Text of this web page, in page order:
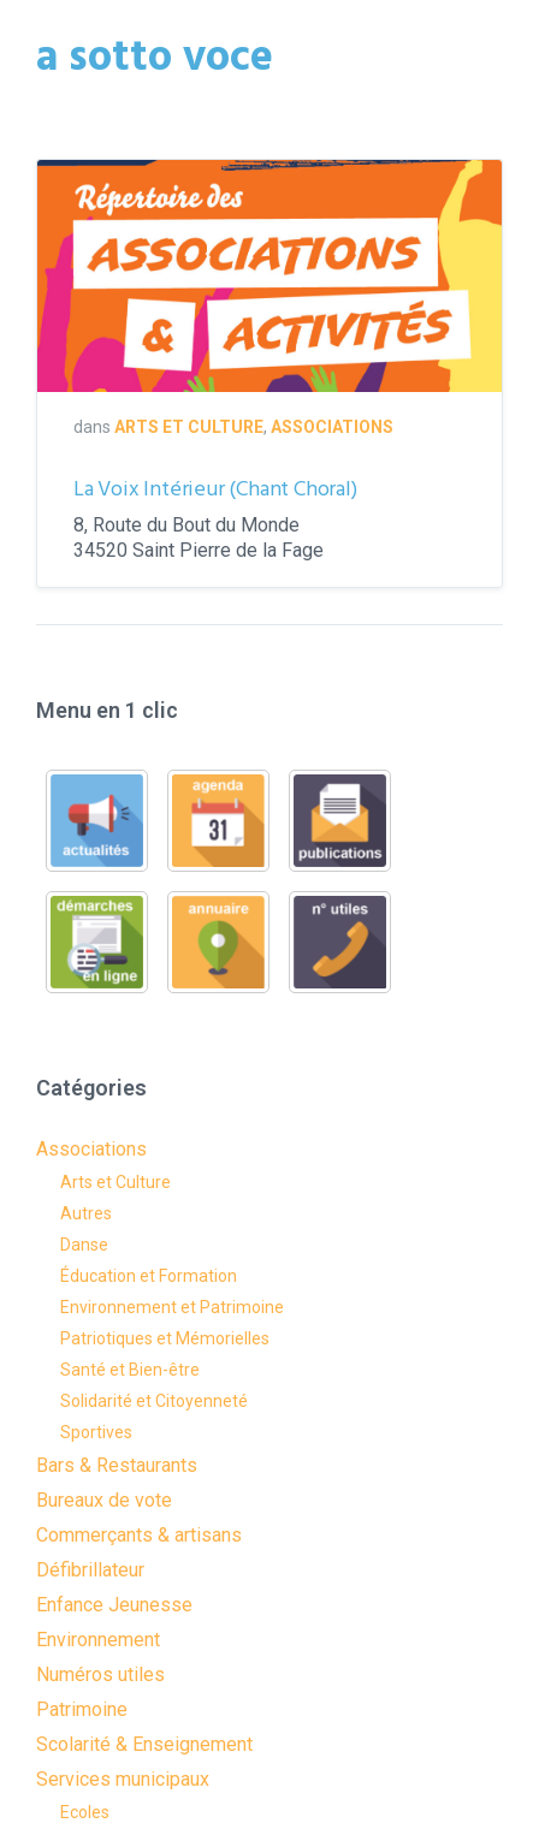
a sotto voce
couverture
répertoire
2021-
2022
dans ARTS ET CULTURE, ASSOCIATIONS
La Voix Intérieur (Chant Choral)
8, Route du Bout du Monde
34520 Saint Pierre de la Fage
Menu en 1 clic
Catégories
Associations
Arts et Culture
Autres
Danse
Éducation et Formation
Environnement et Patrimoine
Patriotiques et Mémorielles
Santé et Bien-être
Solidarité et Citoyenneté
Sportives
Bars & Restaurants
Bureaux de vote
Commerçants & artisans
Défibrillateur
Enfance Jeunesse
Environnement
Numéros utiles
Patrimoine
Scolarité & Enseignement
Services municipaux
Ecoles